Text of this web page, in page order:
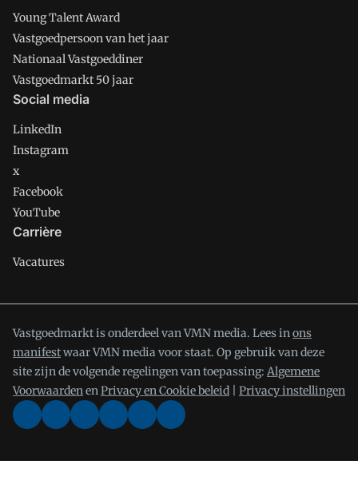
Young Talent Award
Vastgoedpersoon van het jaar
Nationaal Vastgoeddiner
Vastgoedmarkt 50 jaar
Social media
LinkedIn
Instagram
x
Facebook
YouTube
Carrière
Vacatures
Vastgoedmarkt is onderdeel van VMN media. Lees inons
manifestwaar VMN media voor staat. Op gebruik van deze
site zijn de volgende regelingen van toepassing: Algemene
VoorwaardenenPrivacy en Cookie beleid Privacy instellingen